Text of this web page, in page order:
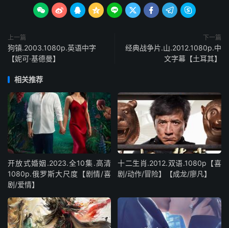
        
上一篇
狗镇.2003.1080p.英语中字
【妮可·基德曼】
下一篇
经典战争片.山.2012.1080p.中
文字幕【土耳其】
相关推荐
开放式婚姻.2023.全10集.高清
1080p.俄罗斯大尺度【剧情/喜
剧/爱情】
十二生肖.2012.双语.1080p【喜
剧/动作/冒险】【成龙/廖凡】